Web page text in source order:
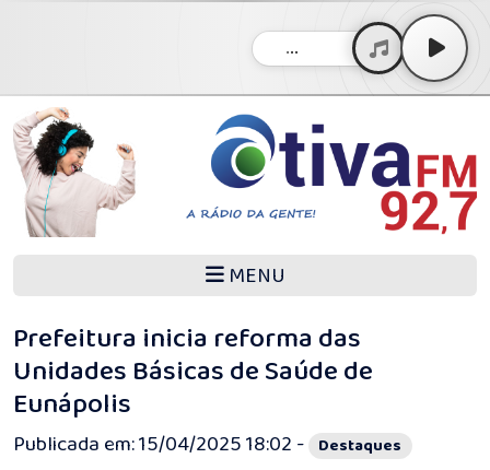
...
MENU
Prefeitura inicia reforma das
Unidades Básicas de Saúde de
Eunápolis
Publicada em: 15/04/2025 18:02 - Destaques